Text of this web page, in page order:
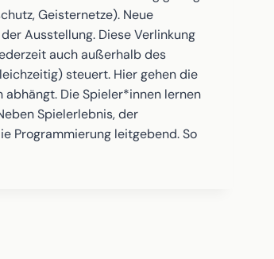
Geisternetze). Neue
Ausstellung. Diese Verlinkung
auch außerhalb des
steuert. Hier gehen die
Die Spieler*innen lernen
Spielerlebnis, der
Programmierung leitgebend. So